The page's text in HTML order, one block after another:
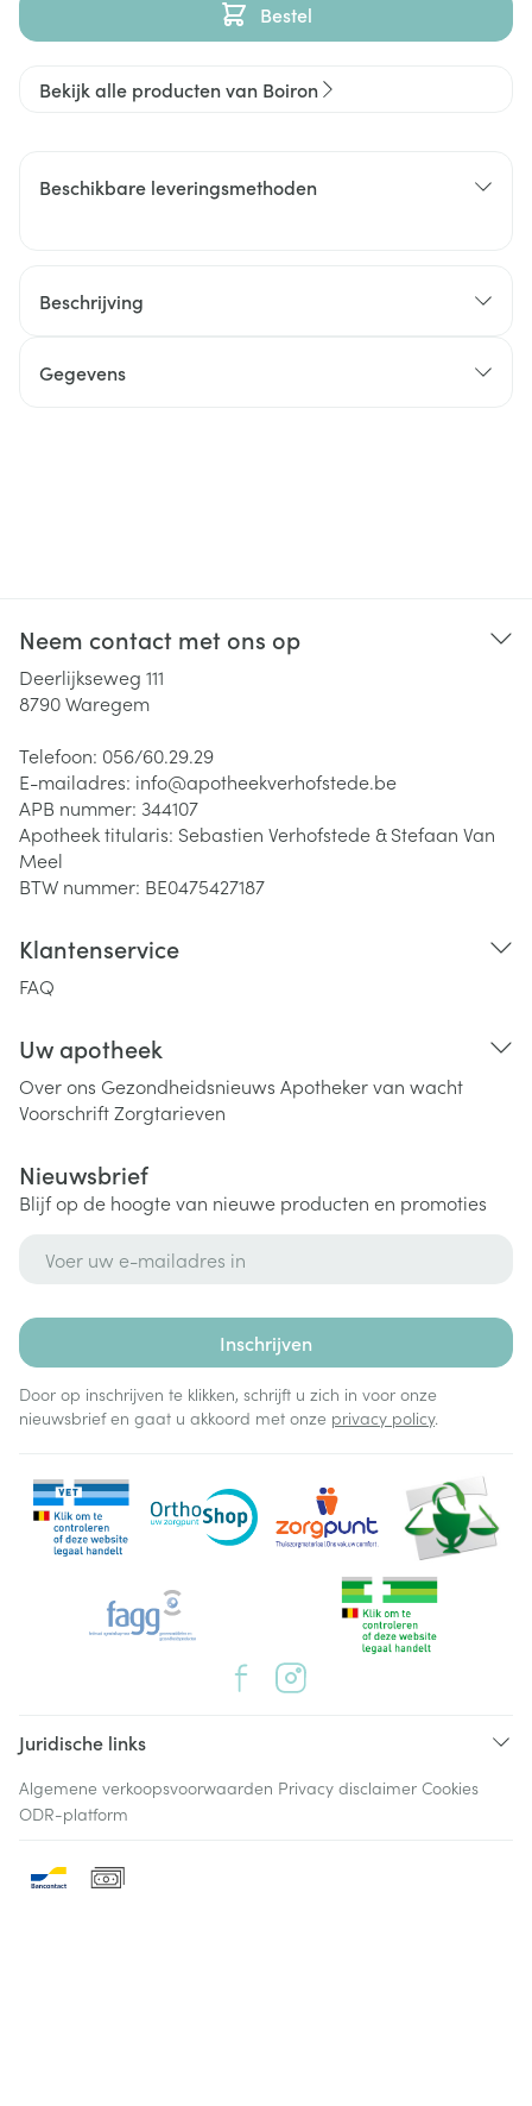
Bestel
Bekijk alle producten van Boiron
Beschikbare leveringsmethoden
Beschrijving
Gegevens
Neem contact met ons op
Deerlijkseweg 111
8790Waregem
Telefoon: 056/60.29.29
E-mailadres: info@apotheekverhofstede.be
APB nummer: 344107
Apotheek titularis: Sebastien Verhofstede & Stefaan Van
Meel
BTW nummer: BE0475427187
Klantenservice
FAQ
Uw apotheek
Over ons Gezondheidsnieuws Apotheker van wacht
VoorschriftZorgtarieven
Nieuwsbrief
Blijf op de hoogte van nieuwe producten en promoties
Inschrijven
Door op inschrijven te klikken, schrijft u zich in voor onze
nieuwsbrief en gaat u akkoord met onze privacy policy.
Juridische links
Algemene verkoopsvoorwaarden Privacy disclaimer Cookies
ODR-platform